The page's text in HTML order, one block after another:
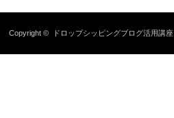
Copyright © ドロップシッピングブログ活用講座